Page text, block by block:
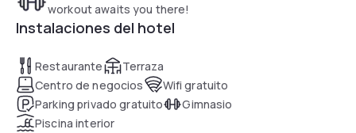
The hotel is right off highway 128 and less than one
than 6 minutes drive to the Courtyard Boston
workout awaits you there!
Instalaciones del hotel
Restaurante
Terraza
Centro de negocios
Wifi gratuito
Parking privado gratuito
Gimnasio
Piscina interior